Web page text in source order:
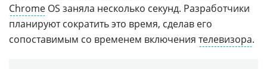
Chrome OS заняла несколько секунд. Разработчики
планируют сократить это время, сделав его
сопоставимым со временем включения телевизора.